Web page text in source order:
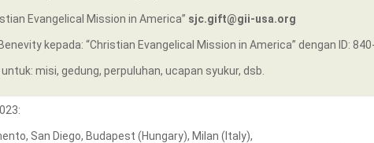
Evangelical Mission in America” sjc.gift@gii-usa.org
kepada: “Christian Evangelical Mission in America” dengan ID:
misi, gedung, perpuluhan, ucapan syukur, dsb.
San Diego, Budapest (Hungary), Milan (Italy),